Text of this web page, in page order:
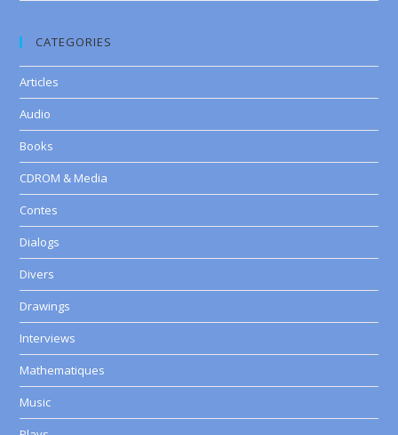
CATEGORIES
Articles
Audio
Books
CDROM & Media
Contes
Dialogs
Divers
Drawings
Interviews
Mathematiques
Music